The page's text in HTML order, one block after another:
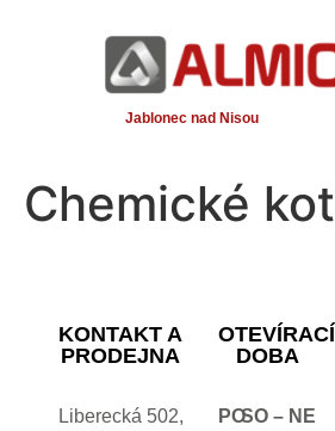
Jablonec nad Nisou
Chemické
KONTAKT A
PRODEJNA
Liberecká 502,
OTEVÍRACÍ
DOBA
POSO – NE